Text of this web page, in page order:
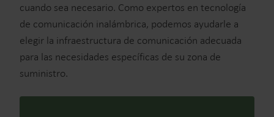
cuando sea necesario. Como expertos en tecnología
de comunicación inalámbrica, podemos ayudarle a
elegir la infraestructura de comunicación adecuada
para las necesidades específicas de su zona de
suministro.